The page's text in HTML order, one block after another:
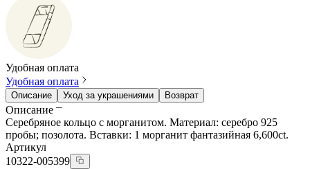
Удобная оплата
Удобная оплата
Описание Уход за украшениями Возврат
Описание
Серебряное кольцо с морганитом. Материал: серебро 925
пробы; позолота. Вставки: 1 морганит фантазийная 6,600ct.
Артикул
10322-005399